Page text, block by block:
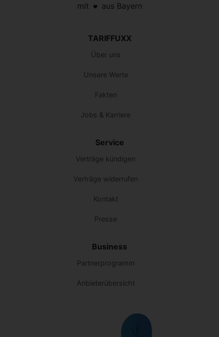
mit aus Bayern
TARIFFUXX
Über uns
Unsere Werte
Fakten
Jobs & Karriere
Service
Verträge kündigen
Verträge widerrufen
Kontakt
Presse
Business
Partnerprogramm
Anbieterübersicht